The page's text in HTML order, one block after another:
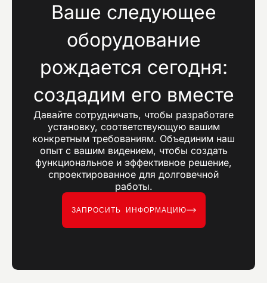
Ваше следующее
оборудование
рождается сегодня:
создадим его вместе
Давайте сотрудничать, чтобы разработare
установку, соответствующую вашим
конкретным требованиям. Объединим наш
опыт с вашим видением, чтобы создать
функциональное и эффективное решение,
спроектированное для долговечной
работы.
ЗАПРОСИТЬ ИНФОРМАЦИЮ